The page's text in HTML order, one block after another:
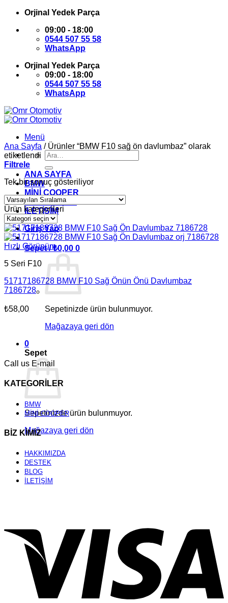
İçeriğeOrjinal Yedek Parça
09:00 - 18:00
0544 507 55 58
WhatsApp
Orjinal Yedek Parça
09:00 - 18:00
0544 507 55 58
WhatsApp
Menü
Ara:
ANA SAYFA
BMW
MİNİ COOPER
HAKKIMIZDA
İLETİŞİM
Giriş Yap
Sepet /₺0,00 0
Sepetinizde ürün bulunmuyor.
Mağazaya geri dön
0
Sepet
Sepetinizde ürün bulunmuyor.
Mağazaya geri dön
Ana Sayfa /Ürünler “BMW F10 sağ ön davlumbaz” olarak
etiketlendi
Filtrele
Tek bir sonuç gösteriliyor
Ürün kategorileri
Hızlı Görünüm
5 Seri F10
51717186728 BMW F10 Sağ Önün Önü Davlumbaz
7186728
₺58,00
Call us E-mail
KATEGORİLER
BMW
MİNİ COOPER
BİZ KİMİZ
HAKKIMIZDA
DESTEK
BLOG
İLETİŞİM